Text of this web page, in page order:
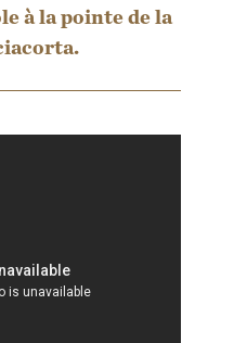
à la pointe de la